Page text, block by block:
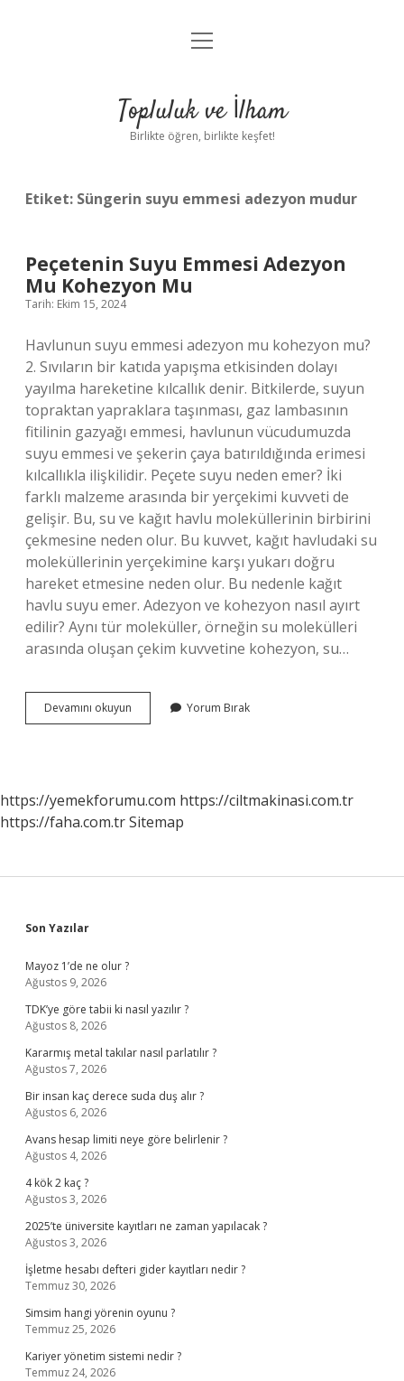
Anasayfa
Yasal Uyarı
menüyü
Topluluk ve İlham
Birlikte öğren, birlikte keşfet!
Etiket: Süngerin suyu emmesi adezyon mudur
Peçetenin Suyu Emmesi Adezyon
Mu Kohezyon Mu
Tarih: Ekim 15, 2024
Havlunun suyu emmesi adezyon mu kohezyon mu?
2. Sıvıların bir katıda yapışma etkisinden dolayı
yayılma hareketine kılcallık denir. Bitkilerde, suyun
topraktan yapraklara taşınması, gaz lambasının
fitilinin gazyağı emmesi, havlunun vücudumuzda
suyu emmesi ve şekerin çaya batırıldığında erimesi
kılcallıkla ilişkilidir. Peçete suyu neden emer? İki
farklı malzeme arasında bir yerçekimi kuvveti de
gelişir. Bu, su ve kağıt havlu moleküllerinin birbirini
çekmesine neden olur. Bu kuvvet, kağıt havludaki su
moleküllerinin yerçekimine karşı yukarı doğru
hareket etmesine neden olur. Bu nedenle kağıt
havlu suyu emer. Adezyon ve kohezyon nasıl ayırt
edilir? Aynı tür moleküller, örneğin su molekülleri
arasında oluşan çekim kuvvetine kohezyon, su…
Devamını okuyun Peçetenin
Suyu
Mu
Yorum Bırak
https://yemekforumu.com https://ciltmakinasi.com.tr
https://faha.com.trSitemap
Sidebar
Son Yazılar
Mayoz 1’de ne olur ?
Ağustos 9, 2026
TDK’ye göre tabii ki nasıl yazılır ?
Ağustos 8, 2026
Kararmış metal takılar nasıl parlatılır ?
Ağustos 7, 2026
Bir insan kaç derece suda duş alır ?
Ağustos 6, 2026
Avans hesap limiti neye göre belirlenir ?
Ağustos 4, 2026
4 kök 2 kaç ?
Ağustos 3, 2026
2025’te üniversite kayıtları ne zaman yapılacak ?
Ağustos 3, 2026
İşletme hesabı defteri gider kayıtları nedir ?
Temmuz 30, 2026
Simsim hangi yörenin oyunu ?
Temmuz 25, 2026
Kariyer yönetim sistemi nedir ?
Temmuz 24, 2026